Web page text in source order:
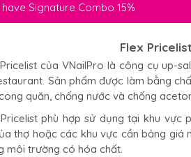
Signature Combo 15%
Flex Pricelist
của VNailPro là công cụ up-
Sản phẩm được làm bằng
quăn, chống nước và chống
phù hợp sử dụng tại khu vực
thợ hoặc các khu vực cần bảng giá
môi trường có hóa chất.